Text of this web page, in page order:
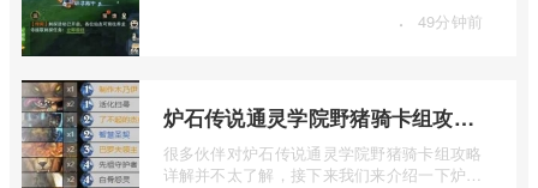
· 49分钟前
炉石传说通灵学院野猪骑卡组攻略详细解析
很多伙伴对炉石传说通灵学院野猪骑卡组攻略
详解并不太了解，接下来我们来介绍一下炉石